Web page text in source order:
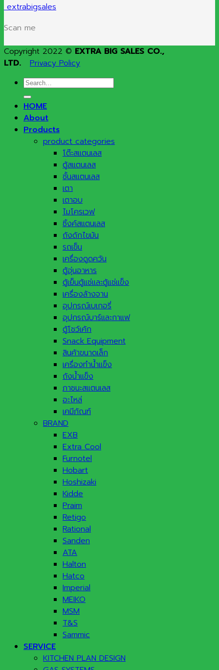
extrabigsales
Scan me
Copyright 2022 © EXTRA BIG SALES CO.,
LTD.
Privacy Policy
Search
for:
HOME
About
Products
product categories
โต๊ะสแตนเลส
ตู้สแตนเลส
ชั้นสแตนเลส
เตา
เตาอบ
ไมโครเวฟ
ซิ้งค์สแตนเลส
ถังดักไขมัน
รถเข็น
เครื่องดูดควัน
ตู้อุ่นอาหาร
ตู้เย็นตู้แช่และตู้แช่แข็ง
เครื่องล้างจาน
อุปกรณ์เบเกอรี่
อุปกรณ์บาร์และกาแฟ
ตู้โชว์เค้ก
Snack Equipment
สินค้าขนาดเล็ก
เครื่องทำน้ำแข็ง
ถังน้ำแข็ง
ภาชนะสแตนเลส
อะไหล่
เคมีภัณฑ์
BRAND
EXB
Extra Cool
Furnotel
Hobart
Hoshizaki
Kidde
Praim
Retigo
Rational
Sanden
ATA
Halton
Hatco
Imperial
MEIKO
MSM
T&S
Sammic
SERVICE
KITCHEN PLAN DESIGN